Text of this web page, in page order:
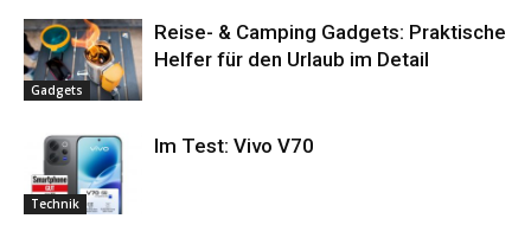
Gadgets
Reise- & Camping Gadgets: Praktische
Helfer für den Urlaub im Detail
Technik
Im Test: Vivo V70